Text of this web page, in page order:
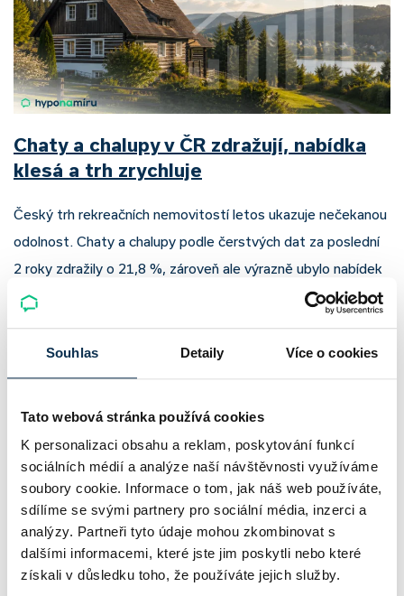
Souhlas Detaily Více o cookies
Tato webová stránka používá cookies
K personalizaci obsahu a reklam, poskytování funkcí
sociálních médií a analýze naší návštěvnosti využíváme
soubory cookie. Informace o tom, jak náš web používáte,
sdílíme se svými partnery pro sociální média, inzerci a
analýzy. Partneři tyto údaje mohou zkombinovat s
dalšími informacemi, které jste jim poskytli nebo které
získali v důsledku toho, že používáte jejich služby.
Chaty a chalupy v ČR zdražují, nabídka
klesá a trh zrychluje
Český trh rekreačních nemovitostí letos ukazuje nečekanou
odolnost. Chaty a chalupy podle čerstvých dat za poslední
2 roky zdražily o 21,8 %, zároveň ale výrazně ubylo nabídek
a prodejní tempo…
Pavel Pohanka|aktualizováno: 04.08.2026
UniCredit Bank od 27.7.2026 zdražuje